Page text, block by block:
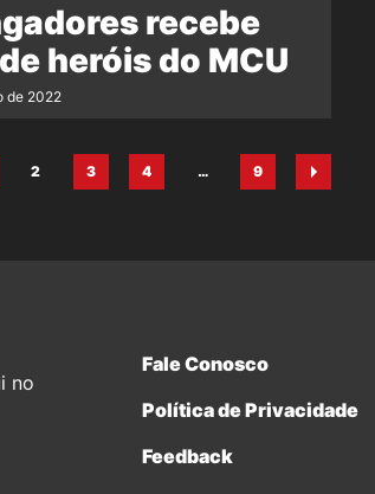
recebe
heróis do MCU
de 2022
Página
2
Página
3
Página
4
…
Página
9
no
Fale Conosco
Política de Privacidade
Feedback